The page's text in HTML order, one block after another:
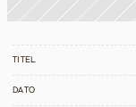
TITEL
DATO